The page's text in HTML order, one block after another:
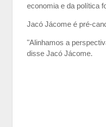
economia e da política
Jacó Jácome é pré-
"Alinhamos a
disse Jacó Jácome.